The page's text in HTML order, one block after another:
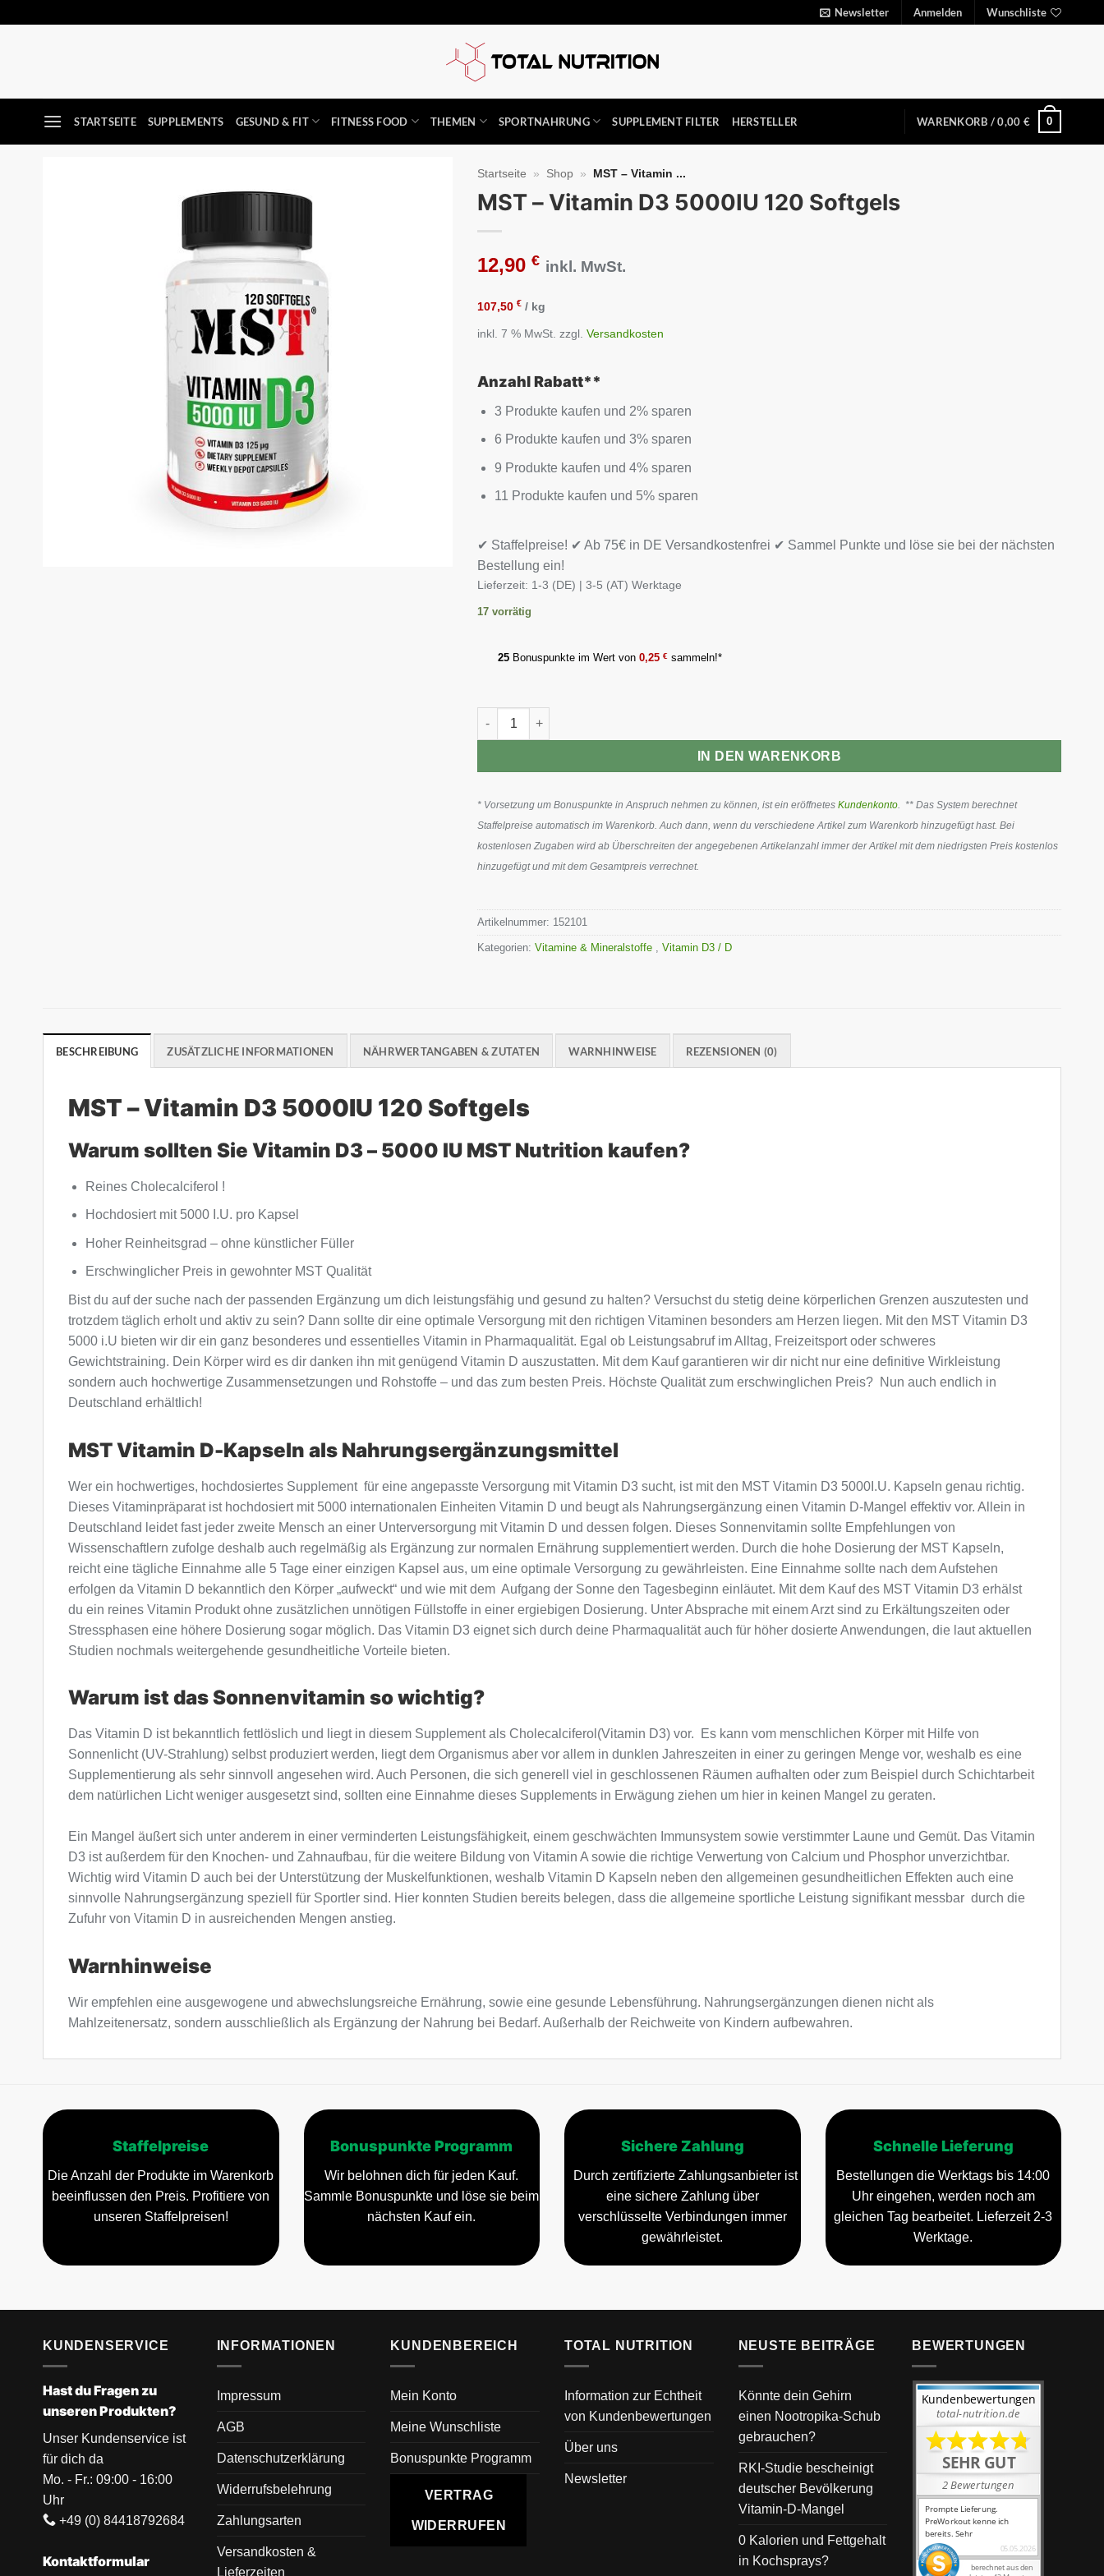
Newsletter Anmelden Wunschliste
STARTSEITE SUPPLEMENTS GESUND & FIT FITNESS FOOD THEMEN SPORTNAHRUNG SUPPLEMENT FILTER HERSTELLER WARENKORB /0,00 € 0
Startseite » Shop » MST – Vitamin ...
MST – Vitamin D3 5000IU 120 Softgels
12,90€ inkl. MwSt.
107,50€ / kg
inkl. 7 % MwSt. zzgl.Versandkosten
Anzahl Rabatt**
3 Produkte kaufen und 2% sparen
6 Produkte kaufen und 3% sparen
9 Produkte kaufen und 4% sparen
11 Produkte kaufen und 5% sparen
✔ Staffelpreise! ✔ Ab 75€ in DE Versandkostenfrei ✔ Sammel Punkte und löse sie bei der nächsten
Bestellung ein!
Lieferzeit: 1-3 (DE) | 3-5 (AT) Werktage
17 vorrätig
25 Bonuspunkte im Wert von0,25€ sammeln!*
MST - Vitamin D3 5000IU 120 Softgels Menge
IN DEN WARENKORB
* Vorsetzung um Bonuspunkte in Anspruch nehmen zu können, ist ein eröffnetesKundenkonto. ** Das System berechnet
Staffelpreise automatisch im Warenkorb. Auch dann, wenn du verschiedene Artikel zum Warenkorb hinzugefügt hast. Bei
kostenlosen Zugaben wird ab Überschreiten der angegebenen Artikelanzahl immer der Artikel mit dem niedrigsten Preis kostenlos
hinzugefügt und mit dem Gesamtpreis verrechnet.
Artikelnummer: 152101
Kategorien:Vitamine & Mineralstoffe ,Vitamin D3 / D
BESCHREIBUNG ZUSÄTZLICHE INFORMATIONEN NÄHRWERTANGABEN & ZUTATEN WARNHINWEISE REZENSIONEN (0)
MST – Vitamin D3 5000IU 120 Softgels
Warum sollten Sie Vitamin D3 – 5000 IU MST Nutrition kaufen?
Reines Cholecalciferol !
Hochdosiert mit 5000 I.U. pro Kapsel
Hoher Reinheitsgrad – ohne künstlicher Füller
Erschwinglicher Preis in gewohnter MST Qualität
Bist du auf der suche nach der passenden Ergänzung um dich leistungsfähig und gesund zu halten? Versuchst du stetig deine körperlichen Grenzen auszutesten und
trotzdem täglich erholt und aktiv zu sein? Dann sollte dir eine optimale Versorgung mit den richtigen Vitaminen besonders am Herzen liegen. Mit den MST Vitamin D3
5000 i.U bieten wir dir ein ganz besonderes und essentielles Vitamin in Pharmaqualität. Egal ob Leistungsabruf im Alltag, Freizeitsport oder schweres
Gewichtstraining. Dein Körper wird es dir danken ihn mit genügend Vitamin D auszustatten. Mit dem Kauf garantieren wir dir nicht nur eine definitive Wirkleistung
sondern auch hochwertige Zusammensetzungen und Rohstoffe – und das zum besten Preis. Höchste Qualität zum erschwinglichen Preis? Nun auch endlich in
Deutschland erhältlich!
MST Vitamin D-Kapseln als Nahrungsergänzungsmittel
Wer ein hochwertiges, hochdosiertes Supplement für eine angepasste Versorgung mit Vitamin D3 sucht, ist mit den MST Vitamin D3 5000I.U. Kapseln genau richtig.
Dieses Vitaminpräparat ist hochdosiert mit 5000 internationalen Einheiten Vitamin D und beugt als Nahrungsergänzung einen Vitamin D-Mangel effektiv vor. Allein in
Deutschland leidet fast jeder zweite Mensch an einer Unterversorgung mit Vitamin D und dessen folgen. Dieses Sonnenvitamin sollte Empfehlungen von
Wissenschaftlern zufolge deshalb auch regelmäßig als Ergänzung zur normalen Ernährung supplementiert werden. Durch die hohe Dosierung der MST Kapseln,
reicht eine tägliche Einnahme alle 5 Tage einer einzigen Kapsel aus, um eine optimale Versorgung zu gewährleisten. Eine Einnahme sollte nach dem Aufstehen
erfolgen da Vitamin D bekanntlich den Körper „aufweckt“ und wie mit dem Aufgang der Sonne den Tagesbeginn einläutet. Mit dem Kauf des MST Vitamin D3 erhälst
du ein reines Vitamin Produkt ohne zusätzlichen unnötigen Füllstoffe in einer ergiebigen Dosierung. Unter Absprache mit einem Arzt sind zu Erkältungszeiten oder
Stressphasen eine höhere Dosierung sogar möglich. Das Vitamin D3 eignet sich durch deine Pharmaqualität auch für höher dosierte Anwendungen, die laut aktuellen
Studien nochmals weitergehende gesundheitliche Vorteile bieten.
Warum ist das Sonnenvitamin so wichtig?
Das Vitamin D ist bekanntlich fettlöslich und liegt in diesem Supplement als Cholecalciferol(Vitamin D3) vor. Es kann vom menschlichen Körper mit Hilfe von
Sonnenlicht (UV-Strahlung) selbst produziert werden, liegt dem Organismus aber vor allem in dunklen Jahreszeiten in einer zu geringen Menge vor, weshalb es eine
Supplementierung als sehr sinnvoll angesehen wird. Auch Personen, die sich generell viel in geschlossenen Räumen aufhalten oder zum Beispiel durch Schichtarbeit
dem natürlichen Licht weniger ausgesetzt sind, sollten eine Einnahme dieses Supplements in Erwägung ziehen um hier in keinen Mangel zu geraten.
Ein Mangel äußert sich unter anderem in einer verminderten Leistungsfähigkeit, einem geschwächten Immunsystem sowie verstimmter Laune und Gemüt. Das Vitamin
D3 ist außerdem für den Knochen- und Zahnaufbau, für die weitere Bildung von Vitamin A sowie die richtige Verwertung von Calcium und Phosphor unverzichtbar.
Wichtig wird Vitamin D auch bei der Unterstützung der Muskelfunktionen, weshalb Vitamin D Kapseln neben den allgemeinen gesundheitlichen Effekten auch eine
sinnvolle Nahrungsergänzung speziell für Sportler sind. Hier konnten Studien bereits belegen, dass die allgemeine sportliche Leistung signifikant messbar durch die
Zufuhr von Vitamin D in ausreichenden Mengen anstieg.
Warnhinweise
Wir empfehlen eine ausgewogene und abwechslungsreiche Ernährung, sowie eine gesunde Lebensführung. Nahrungsergänzungen dienen nicht als
Mahlzeitenersatz, sondern ausschließlich als Ergänzung der Nahrung bei Bedarf. Außerhalb der Reichweite von Kindern aufbewahren.
Staffelpreise
Die Anzahl der Produkte im Warenkorb
beeinflussen den Preis. Profitiere von
unseren Staffelpreisen!
Bonuspunkte Programm
Wir belohnen dich für jeden Kauf.
Sammle Bonuspunkte und löse sie beim
nächsten Kauf ein.
Sichere Zahlung
Durch zertifizierte Zahlungsanbieter ist
eine sichere Zahlung über
verschlüsselte Verbindungen immer
gewährleistet.
Schnelle Lieferung
Bestellungen die Werktags bis 14:00
Uhr eingehen, werden noch am
gleichen Tag bearbeitet. Lieferzeit 2-3
Werktage.
KUNDENSERVICE
Hast du Fragen zu
unseren Produkten?
Unser Kundenservice ist
für dich da
Mo. - Fr.: 09:00 - 16:00
Uhr
+49 (0) 84418792684
Kontaktformular
INFORMATIONEN
Impressum
AGB
Datenschutzerklärung
Widerrufsbelehrung
Zahlungsarten
Versandkosten &
Lieferzeiten
KUNDENBEREICH
Mein Konto
Meine Wunschliste
Bonuspunkte Programm
VERTRAG
WIDERRUFEN
TOTAL NUTRITION
Information zur Echtheit
von Kundenbewertungen
Über uns
Newsletter
NEUSTE BEITRÄGE
Könnte dein Gehirn
einen Nootropika-Schub
gebrauchen?
RKI-Studie bescheinigt
deutscher Bevölkerung
Vitamin-D-Mangel
0 Kalorien und Fettgehalt
in Kochsprays?
BEWERTUNGEN